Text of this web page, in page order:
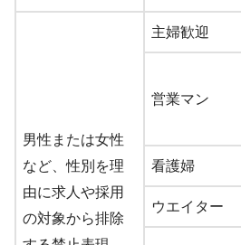
男性または女性
など、性別を理
由に求人や採用
の対象から排除
主婦歓迎
営業マン
看護婦
ウエイター